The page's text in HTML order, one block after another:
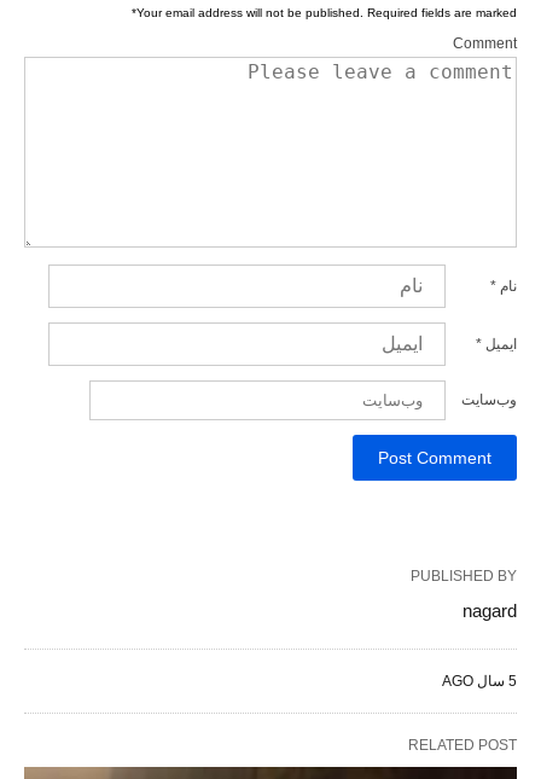
Your email address will not be published. Required fields are marked
*
Comment
نام *
ایمیل *
وب‌سایت
PUBLISHED BY
nagard
5 سال AGO
RELATED POST